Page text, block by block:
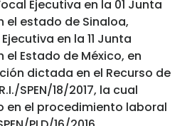
Ejecutiva en la 01 Junta
el estado de Sinaloa,
en la 11 Junta
el Estado de México, en
dictada en el Recurso de
SPEN/18/2017, la cual
en el procedimiento laboral